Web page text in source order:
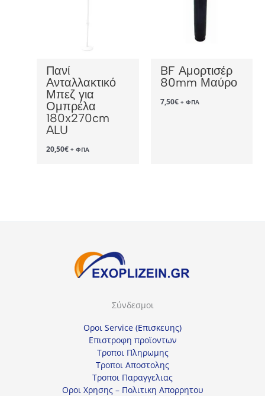
Πανί
Ανταλλακτικό
Μπεζ για
Ομπρέλα
180x270cm
ALU
20,50€ + ΦΠΑ
BF Αμορτισέρ
80mm Μαύρο
7,50€ + ΦΠΑ
Σύνδεσμοι
Οροι Service (Επισκευης)
Επιστροφη προϊοντων
Τροποι Πληρωμης
Τροποι Αποστολης
Τροποι Παραγγελιας
Οροι Χρησης – Πολιτικη Απορρητου